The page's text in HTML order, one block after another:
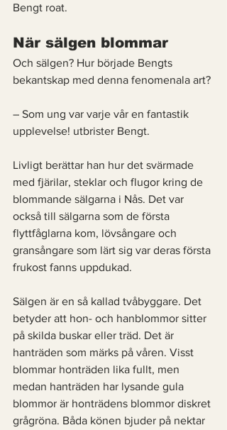
Bengt roat.
När sälgen blommar
Och sälgen? Hur började Bengts
bekantskap med denna fenomenala art?
– Som ung var varje vår en fantastik
upplevelse! utbrister Bengt.
Livligt berättar han hur det svärmade
med fjärilar, steklar och flugor kring de
blommande sälgarna i Nås. Det var
också till sälgarna som de första
flyttfåglarna kom, lövsångare och
gransångare som lärt sig var deras första
frukost fanns uppdukad.
Sälgen är en så kallad tvåbyggare. Det
betyder att hon- och hanblommor sitter
på skilda buskar eller träd. Det är
hanträden som märks på våren. Visst
blommar honträden lika fullt, men
medan hanträden har lysande gula
blommor är honträdens blommor diskret
grågröna. Båda könen bjuder på nektar